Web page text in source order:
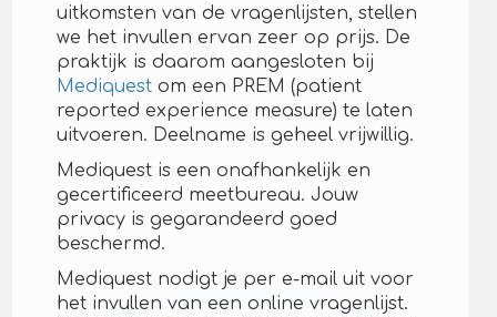
uitkomsten van de vragenlijsten, stellen
we het invullen ervan zeer op prijs. De
praktijk is daarom aangesloten bij
Mediquest om een PREM (patient
reported experience measure) te laten
uitvoeren. Deelname is geheel vrijwillig.
Mediquest is een onafhankelijk en
gecertificeerd meetbureau. Jouw
privacy is gegarandeerd goed
beschermd.
Mediquest nodigt je per e-mail uit voor
het invullen van een online vragenlijst.